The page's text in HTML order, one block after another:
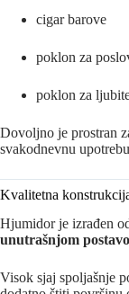
cigar barove
poklon za
poklon za
Dovoljno je prostran
svakodnevnu
Kvalitetna
Hjumidor je izrađen
unutrašnjom
Visok sjaj spoljašnje